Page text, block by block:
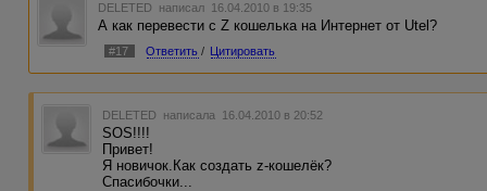
DELETED написал 16.04.2010 в 19:35
А как перевести с Z кошелька на Интернет от Utel?
#17 Ответить / Цитировать
DELETED написала 16.04.2010 в 20:52
SOS!!!!
Привет!
Я новичок.Как создать z-кошелёк?
Спасибочки...